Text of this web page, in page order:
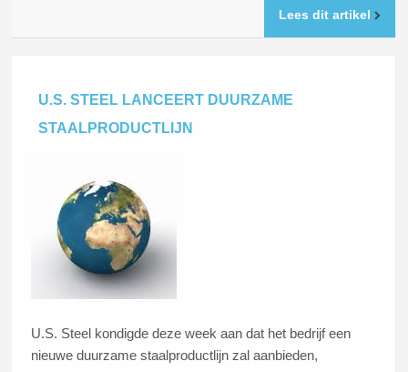
Lees dit artikel
U.S. STEEL LANCEERT DUURZAME
STAALPRODUCTLIJN
U.S. Steel kondigde deze week aan dat het bedrijf een
nieuwe duurzame staalproductlijn zal aanbieden,